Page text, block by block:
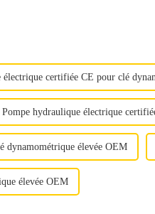
électrique certifiée CE pour clé
Pompe hydraulique électrique
dynamométrique élevée OEM
élevée OEM